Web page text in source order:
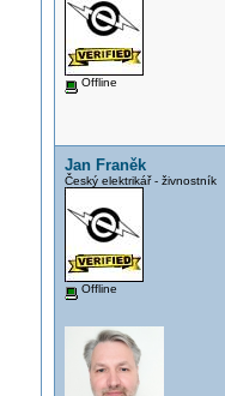
Offline
Jan Franěk
Český elektrikář - živnostník
Offline